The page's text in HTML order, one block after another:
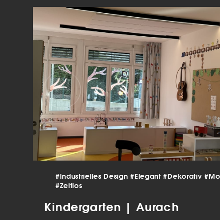
#Industrielles Design#Elegant#Dekorativ
#Zeitlos
Kindergarten | Aurach
die